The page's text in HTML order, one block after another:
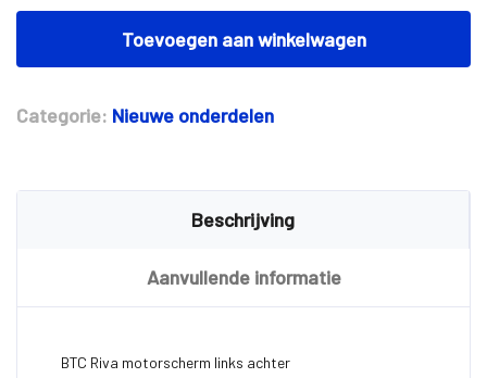
BTC
motorscherm
aantal
Toevoegen aan winkelwagen
Categorie: Nieuwe onderdelen
Beschrijving
Aanvullende informatie
BTC Riva motorscherm links achter